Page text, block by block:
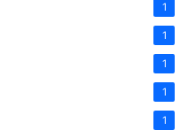
1
1
1
1
1